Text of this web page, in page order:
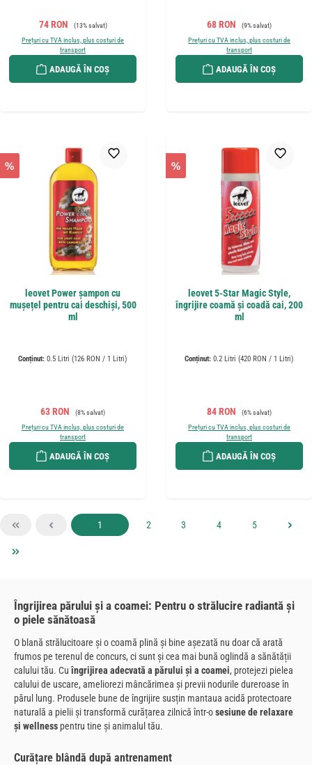
Preț de vânzare:
74 RON Preț obișnuit:
(13% salvat)
Prețuri cu TVA inclus, plus costuri de
transport
ADAUGĂ ÎN COȘ
Preț de vânzare:
68 RON Preț obișnuit:
(9% salvat)
Prețuri cu TVA inclus, plus costuri de
transport
ADAUGĂ ÎN COȘ
%
leovet Power șampon cu
mușețel pentru cai deschiși, 500
ml
Conținut: 0.5 Litri (126 RON / 1 Litri)
Preț de vânzare:
63 RON Preț obișnuit:
(8% salvat)
Prețuri cu TVA inclus, plus costuri de
transport
ADAUGĂ ÎN COȘ
%
leovet 5-Star Magic Style,
îngrijire coamă și coadă cai, 200
ml
Conținut: 0.2 Litri (420 RON / 1 Litri)
Preț de vânzare:
84 RON Preț obișnuit:
(6% salvat)
Prețuri cu TVA inclus, plus costuri de
transport
ADAUGĂ ÎN COȘ
Pagina
1 Pagina
2 Pagina
3 Pagina
4 Pagina
5
Îngrijirea părului și a coamei: Pentru o strălucire radiantă și
o piele sănătoasă
O blană strălucitoare și o coamă plină și bine așezată nu doar că arată
frumos pe terenul de concurs, ci sunt și cea mai bună oglindă a sănătății
calului tău. Cuîngrijirea adecvată a părului și a coamei, protejezi pielea
calului de uscare, ameliorezi mâncărimea și previi nodurile dureroase în
părul lung. Produsele bune de îngrijire susțin mantaua acidă protectoare
naturală a pielii și transformă curățarea zilnică într-osesiune de relaxare
și wellness pentru tine și animalul tău.
Curățare blândă după antrenament